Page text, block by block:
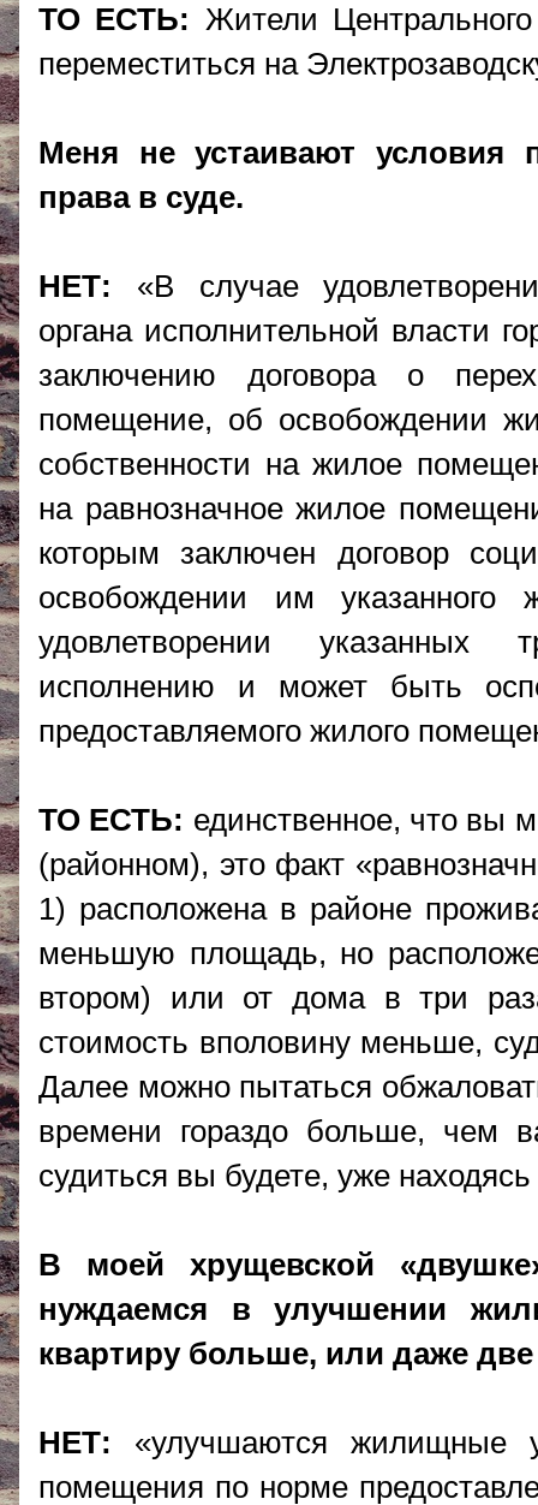
ТО ЕСТЬ: Жители
переместиться на
Меня не устаивают условия
права в суде.
НЕТ: «В случае
органа исполнительной власти
заключению договора о
помещение, об освобождении
собственности на жилое
на равнозначное жилое
которым заключен договор
освобождении им
удовлетворении указанных
исполнению и может быть
предоставляемого жилого
ТО ЕСТЬ: единственное, что вы
(районном), это факт
1) расположена в районе
меньшую площадь, но
втором) или от дома в три
стоимость вполовину меньше,
Далее можно пытаться
времени гораздо больше, чем
судиться вы будете, уже
В моей хрущевской
нуждаемся в улучшении
квартиру больше, или даже
НЕТ: «улучшаются жилищные
помещения по норме